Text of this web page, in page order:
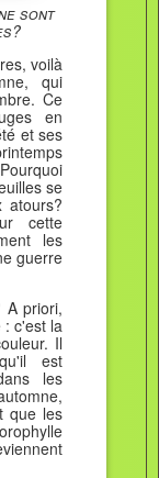
sont
voilà
qui
Ce
en
et ses
se
atours?
cette
les
guerre
A priori,
c'est la
Il
est
les
que les